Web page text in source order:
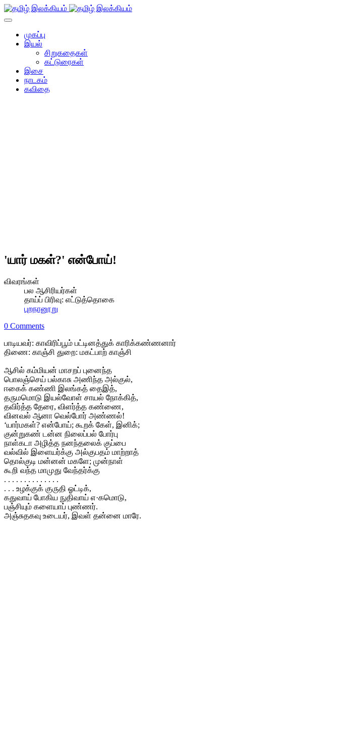
முகப்பு
இயல்
சிறுகதைகள்
கட்டுரைகள்
இசை
நாடகம்
கவிதை
'யார் மகள்?' என்போய்!
விவரங்கள்
பல ஆசிரியர்கள்
தாய்ப் பிரிவு: எட்டுத்தொகை
புறநானூறு
0 Comments
பாடியவர்: காவிரிப்பூம் பட்டினத்துக் காரிக்கண்ணனார்
திணை: காஞ்சி துறை: மகட்பாற் காஞ்சி
ஆசில் கம்மியன் மாசறப் புனைந்த
பொலஞ்செய் பல்காசு அணிந்த அல்குல்,
ஈகைக் கண்ணி இலங்கத் தைஇத்,
தருமமொடு இயல்வோள் சாயல் நோக்கித்,
தவிர்த்த தேரை, விளர்த்த கண்ணை,
வினவல் ஆனா வெல்போர் அண்ணல்!
‘யார்மகள்? என்போய்; கூறக் கேள், இனிக்;
குன்றுகண் டன்ன நிலைப்பல் போர்பு
நாள்கடா அழித்த நனந்தலைக் குப்பை
வல்வில் இளையர்க்கு அல்குபதம் மாற்றாத்
தொல்குடி மன்னன் மகளே; முன்நாள்
கூறி வந்த மாமுது வேந்தர்க்கு
. . . . . . . . . . . . . .
. . . உழக்குக் குருதி ஓட்டிக்,
கதுவாய் போகிய நுதிவாய் எ·கமொடு,
பஞ்சியும் களையாப் புண்ணர்.
அஞ்சுதகவு உடையர், இவள் தன்னை மாரே.